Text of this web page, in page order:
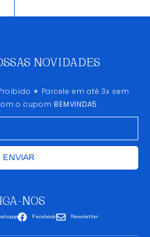
NOVIDADES
✶ Parcele em até 3x sem
o cupomBEMVINDA5
ENVIAR
NOS
Facebook Newsletter